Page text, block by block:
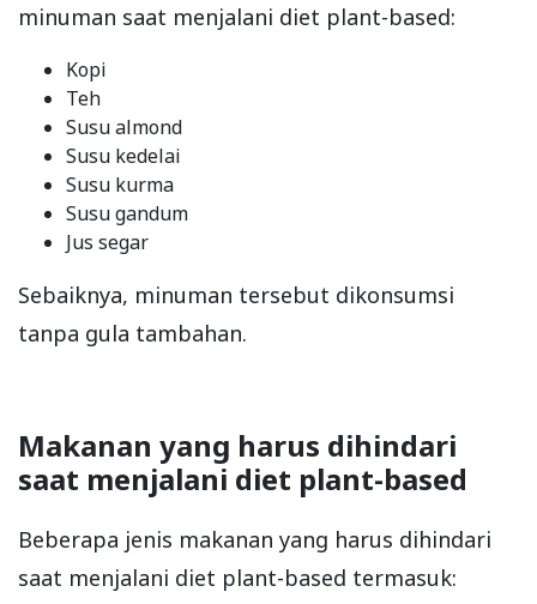
minuman saat menjalani diet plant-based:
Kopi
Teh
Susu almond
Susu kedelai
Susu kurma
Susu gandum
Jus segar
Sebaiknya, minuman tersebut dikonsumsi
tanpa gula tambahan.
Makanan yang harus dihindari
saat menjalani diet plant-based
Beberapa jenis makanan yang harus dihindari
saat menjalani diet plant-based termasuk: